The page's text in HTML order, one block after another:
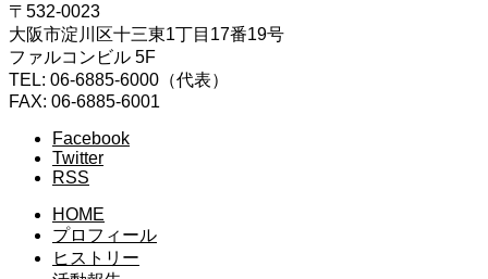
〒532-0023
大阪市淀川区十三東1丁目17番19号
ファルコンビル 5F
TEL: 06-6885-6000（代表）
FAX: 06-6885-6001
Facebook
Twitter
RSS
HOME
プロフィール
ヒストリー